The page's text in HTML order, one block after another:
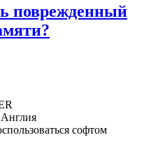
поврежденный
софтом